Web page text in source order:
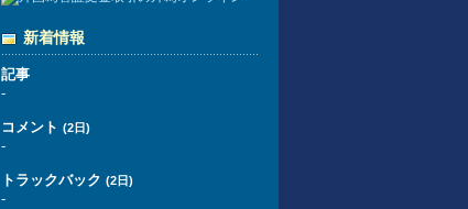
新着情報
記事
-
コメント (2日)
-
トラックバック (2日)
-